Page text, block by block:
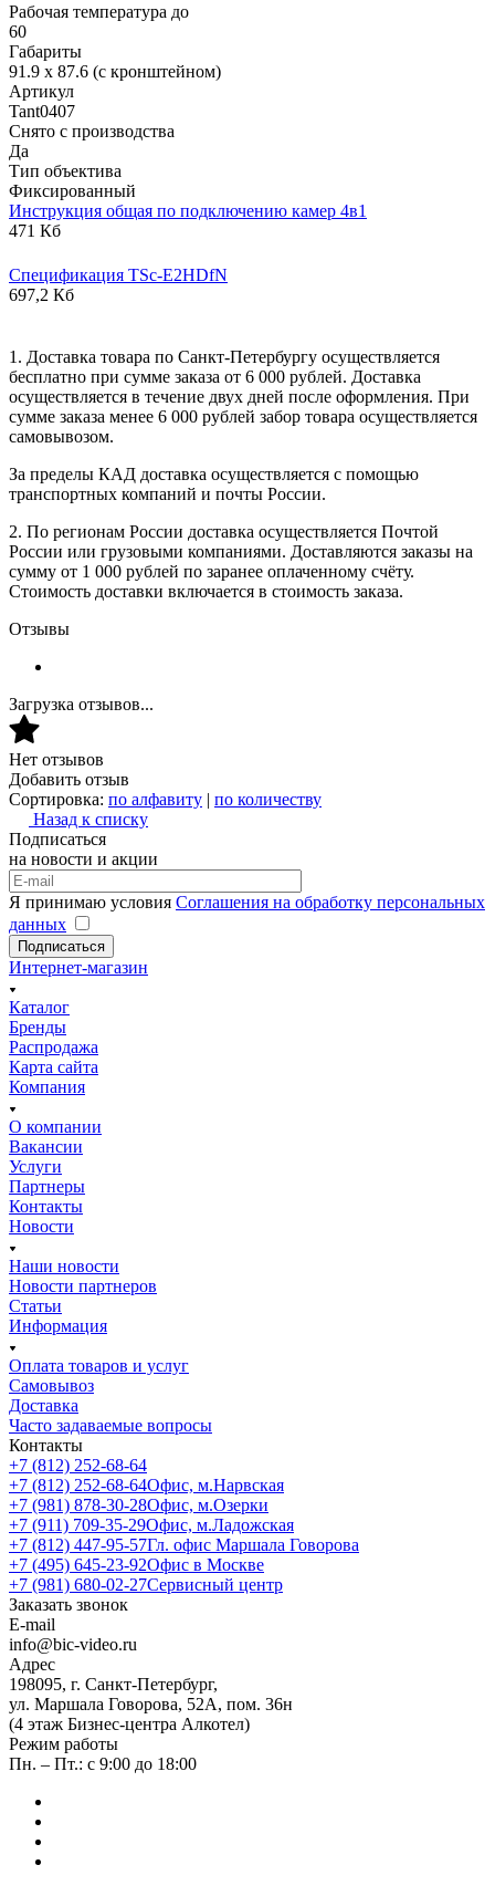
Рабочая температура до
60
Габариты
91.9 x 87.6 (с кронштейном)
Артикул
Tant0407
Снято с производства
Да
Тип объектива
Фиксированный
Инструкция общая по подключению камер 4в1
471 Кб
Спецификация TSc-E2HDfN
697,2 Кб
1. Доставка товара по Санкт-Петербургу осуществляется
бесплатно при сумме заказа от 6 000 рублей. Доставка
осуществляется в течение двух дней после оформления. При
сумме заказа менее 6 000 рублей забор товара осуществляется
самовывозом.
За пределы КАД доставка осуществляется с помощью
транспортных компаний и почты России.
2. По регионам России доставка осуществляется Почтой
России или грузовыми компаниями. Доставляются заказы на
сумму от 1 000 рублей по заранее оплаченному счёту.
Стоимость доставки включается в стоимость заказа.
Отзывы
Загрузка отзывов...
Нет отзывов
Добавить отзыв
Сортировка: по алфавиту | по количеству
Назад к списку
Подписаться
на новости и акции
Я принимаю условия Соглашения на обработку персональных
данных
Подписаться
Интернет-магазин
Каталог
Бренды
Распродажа
Карта сайта
Компания
О компании
Вакансии
Услуги
Партнеры
Контакты
Новости
Наши новости
Новости партнеров
Статьи
Информация
Оплата товаров и услуг
Самовывоз
Доставка
Часто задаваемые вопросы
Контакты
+7 (812) 252-68-64
+7 (812) 252-68-64Офис, м.Нарвская
+7 (981) 878-30-28Офис, м.Озерки
+7 (911) 709-35-29Офис, м.Ладожская
+7 (812) 447-95-57Гл. офис Маршала Говорова
+7 (495) 645-23-92Офис в Москве
+7 (981) 680-02-27Сервисный центр
Заказать звонок
E-mail
info@bic-video.ru
Адрес
198095, г. Санкт-Петербург,
ул. Маршала Говорова, 52А, пом. 36н
(4 этаж Бизнес-центра Алкотел)
Режим работы
Пн. – Пт.: с 9:00 до 18:00